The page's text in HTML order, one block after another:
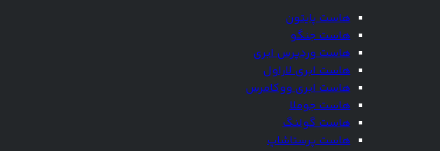
هاست پایتون
هاست جنگو
هاست وردپرس ابری
هاست ابری لاراول
هاست ابری ووکامرس
هاست جوملا
هاست گولنگ
هاست پرستاشاپ